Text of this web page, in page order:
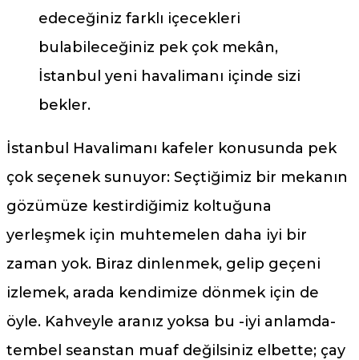
edeceğiniz farklı içecekleri
bulabileceğiniz pek çok mekân,
İstanbul yeni havalimanı içinde sizi
bekler.
İstanbul Havalimanı kafeler konusunda pek
çok seçenek sunuyor: Seçtiğimiz bir mekanın
gözümüze kestirdiğimiz koltuğuna
yerleşmek için muhtemelen daha iyi bir
zaman yok. Biraz dinlenmek, gelip geçeni
izlemek, arada kendimize dönmek için de
öyle. Kahveyle aranız yoksa bu -iyi anlamda-
tembel seanstan muaf değilsiniz elbette; çay